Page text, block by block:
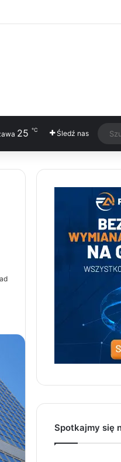
25 ℃ Śledź nas
Spotkajmy się